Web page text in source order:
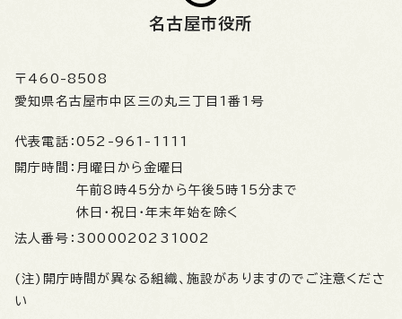
名古屋市役所
〒460-8508
愛知県名古屋市中区三の丸三丁目1番1号
代表電話： 052-961-1111
開庁時間： 月曜日から金曜日
午前8時45分から午後5時15分まで
休日・祝日・年末年始を除く
法人番号： 3000020231002
(注)開庁時間が異なる組織、施設がありますのでご注意くださ
い